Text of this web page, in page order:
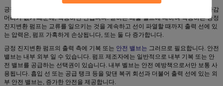
긍정 진지변환 펌프는 펌프의 출력 측에 닫히는 벨브에 대하여 원심 펌프 같이 마감
머리가 없기 때문에, 작동하면 안됩니다. 닫히는 배출 밸브에 대하여 작동하는 긍정
진지변환 펌프는 교류를 일으키는 것을 계속하고 선이 파열할 때까지 출력 선에 있
는 압력은, 펌프 가혹하게 손상됩니다, 또는 둘 다 증가합니다.
긍정 진지변환 펌프의 출력 측에 기복 또는 안전 밸브는 그러므로 필요합니다. 안전
밸브는 내부 외부 일 수 있습니다. 펌프 제조자에는 일반적으로 내부 기복 또는 안
전 밸브를 공급하는 선택권이 있습니다. 내부 벨브는 안전 예방책으로서만 보통 사
용됩니다. 흡입 선 또는 공급 탱크 등을 맞댄 복귀 회선과 더불어 출력 선에 있는 외
부 안전 밸브는, 증가한 안전을 제공합니다.